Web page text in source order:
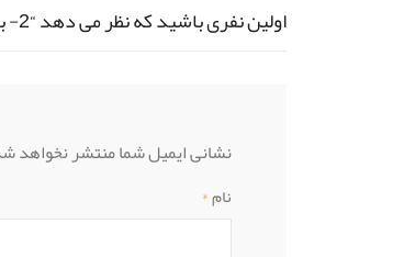
اولین نفری باشید که نظر می دهد “2- بررسی نمونه آب و خاک”
نشانی ایمیل شما منتشر نخواهد
نام*